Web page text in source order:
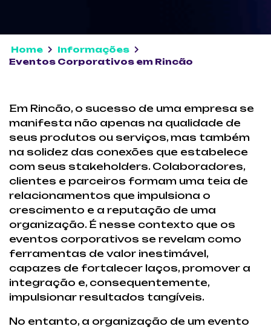
Home
Informações
Eventos Corporativos em Rincão
Em Rincão, o sucesso de uma empresa se
manifesta não apenas na qualidade de
seus produtos ou serviços, mas também
na solidez das conexões que estabelece
com seus stakeholders. Colaboradores,
clientes e parceiros formam uma teia de
relacionamentos que impulsiona o
crescimento e a reputação de uma
organização. É nesse contexto que os
eventos corporativos se revelam como
ferramentas de valor inestimável,
capazes de fortalecer laços, promover a
integração e, consequentemente,
impulsionar resultados tangíveis.
No entanto, a organização de um evento